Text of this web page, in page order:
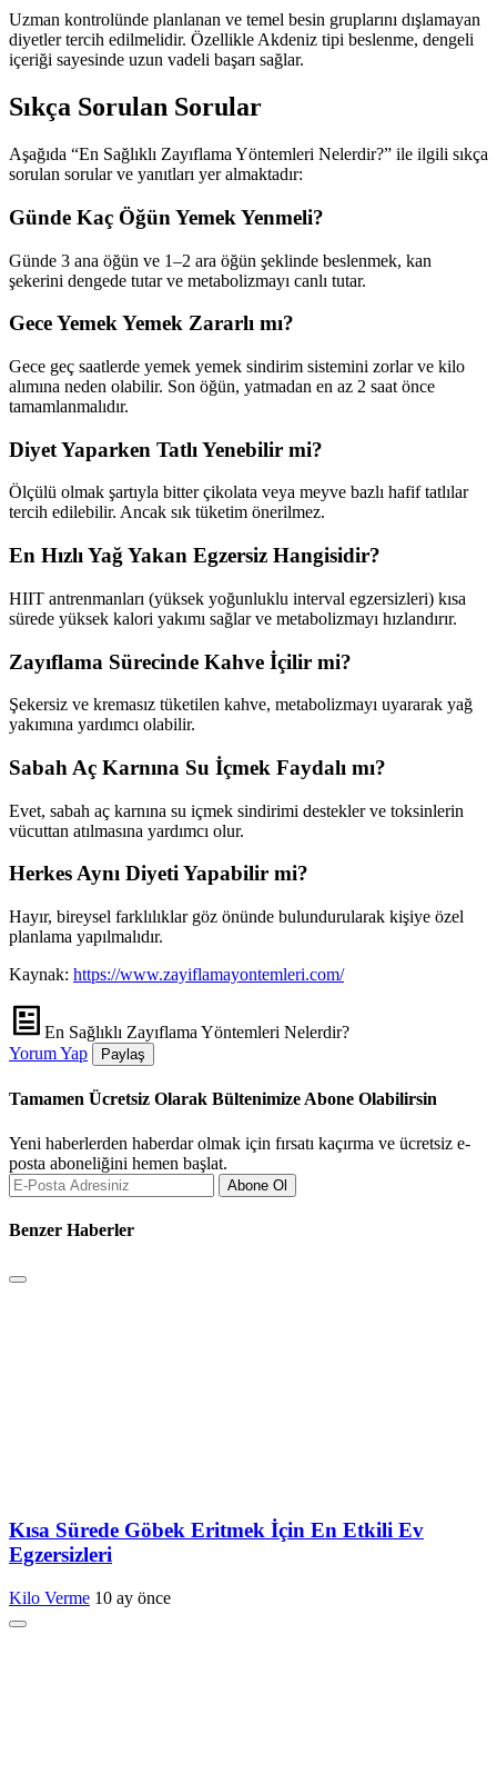
Uzman kontrolünde planlanan ve temel besin gruplarını dışlamayan
diyetler tercih edilmelidir. Özellikle Akdeniz tipi beslenme, dengeli
içeriği sayesinde uzun vadeli başarı sağlar.
Sıkça Sorulan Sorular
Aşağıda “En Sağlıklı Zayıflama Yöntemleri Nelerdir?” ile ilgili sıkça
sorulan sorular ve yanıtları yer almaktadır:
Günde Kaç Öğün Yemek Yenmeli?
Günde 3 ana öğün ve 1–2 ara öğün şeklinde beslenmek, kan
şekerini dengede tutar ve metabolizmayı canlı tutar.
Gece Yemek Yemek Zararlı mı?
Gece geç saatlerde yemek yemek sindirim sistemini zorlar ve kilo
alımına neden olabilir. Son öğün, yatmadan en az 2 saat önce
tamamlanmalıdır.
Diyet Yaparken Tatlı Yenebilir mi?
Ölçülü olmak şartıyla bitter çikolata veya meyve bazlı hafif tatlılar
tercih edilebilir. Ancak sık tüketim önerilmez.
En Hızlı Yağ Yakan Egzersiz Hangisidir?
HIIT antrenmanları (yüksek yoğunluklu interval egzersizleri) kısa
sürede yüksek kalori yakımı sağlar ve metabolizmayı hızlandırır.
Zayıflama Sürecinde Kahve İçilir mi?
Şekersiz ve kremasız tüketilen kahve, metabolizmayı uyararak yağ
yakımına yardımcı olabilir.
Sabah Aç Karnına Su İçmek Faydalı mı?
Evet, sabah aç karnına su içmek sindirimi destekler ve toksinlerin
vücuttan atılmasına yardımcı olur.
Herkes Aynı Diyeti Yapabilir mi?
Hayır, bireysel farklılıklar göz önünde bulundurularak kişiye özel
planlama yapılmalıdır.
Kaynak: https://www.zayiflamayontemleri.com/
En Sağlıklı Zayıflama Yöntemleri Nelerdir?
Yorum Yap
Paylaş
Tamamen Ücretsiz Olarak Bültenimize Abone Olabilirsin
Yeni haberlerden haberdar olmak için fırsatı kaçırma ve ücretsiz e-
posta aboneliğini hemen başlat.
Abone Ol
Benzer Haberler
Kısa Sürede Göbek Eritmek İçin En Etkili Ev
Egzersizleri
Kilo Verme 10 ay önce